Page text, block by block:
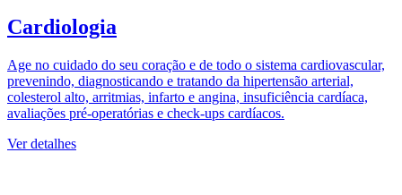
Cardiologia
Age no cuidado do seu coração e de todo o sistema cardiovascular,
prevenindo, diagnosticando e tratando da hipertensão arterial,
colesterol alto, arritmias, infarto e angina, insuficiência cardíaca,
avaliações pré-operatórias e check-ups cardíacos.
Ver detalhes